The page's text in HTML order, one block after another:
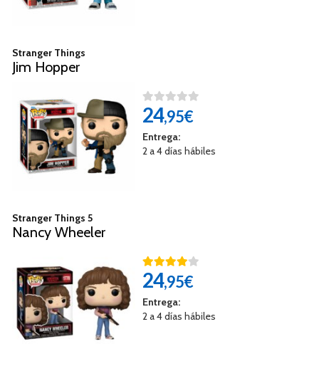
Stranger Things
Jim Hopper
24,95€
Entrega:
2 a 4 días hábiles
Stranger Things 5
Nancy Wheeler
24,95€
Entrega:
2 a 4 días hábiles